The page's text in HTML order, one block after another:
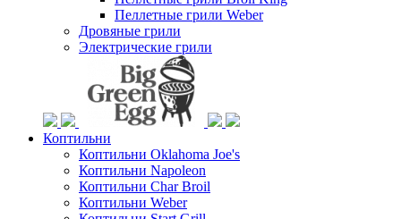
Пеллетные грили Weber
Дровяные грили
Электрические грили
Коптильни
Коптильни Oklahoma Joe's
Коптильни Napoleon
Коптильни Char Broil
Коптильни Weber